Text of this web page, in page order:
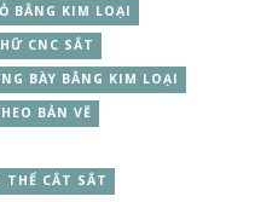
BẰNG KIM LOẠI
CNC SẮT
BÀY BẰNG KIM LOẠI
BẢN VẼ
THỂ CẮT SẮT